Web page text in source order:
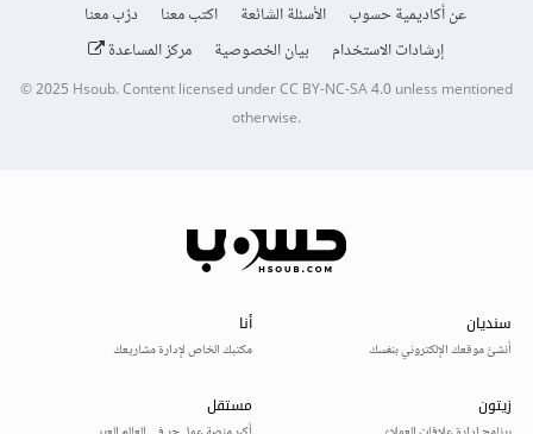
عن أكاديمية حسوب الأسئلة الشائعة اكتب معنا
درّب معنا
إرشادات الاستخدام
بيان الخصوصية مركز المساعدة
© 2025 Hsoub.Content licensed underCC BY-NC-SA 4.0unless mentioned
otherwise.